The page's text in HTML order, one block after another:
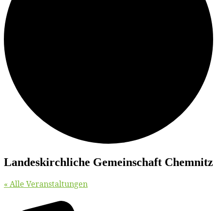
Lan­des­kirch­li­che Ge­mein­schaft Chemnitz
« Alle Veranstaltungen